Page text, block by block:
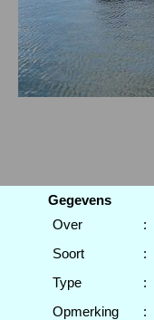
Gegevens
Over
:
Soort
:
Type
:
Opmerking
: